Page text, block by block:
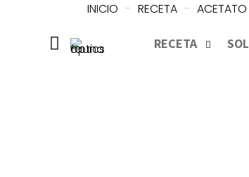
RECETA SOL
INICIO - RECETA - ACETATO